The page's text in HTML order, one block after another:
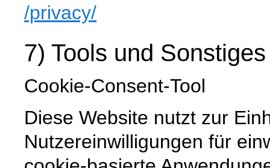
/privacy/
7) Tools und Sonstiges
Cookie-Consent-Tool
Diese Website nutzt zur
Nutzereinwilligungen für